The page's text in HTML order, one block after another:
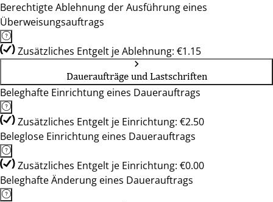
Berechtigte Ablehnung der Ausführung eines
Überweisungsauftrags
Zusätzliches Entgelt je Ablehnung: €1.15
Daueraufträge und Lastschriften
Beleghafte Einrichtung eines Dauerauftrags
Zusätzliches Entgelt je Einrichtung: €2.50
Beleglose Einrichtung eines Dauerauftrags
Zusätzliches Entgelt je Einrichtung: €0.00
Beleghafte Änderung eines Dauerauftrags